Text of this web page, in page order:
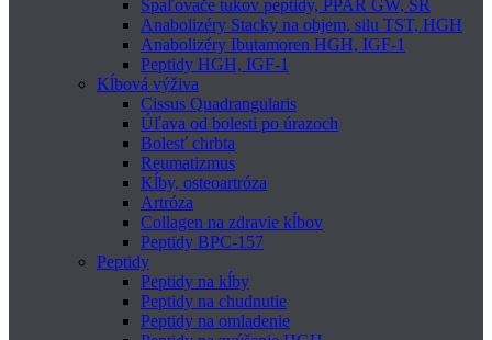
Spaľovače tukov peptidy, PPAR GW, SR
Anabolizéry Stacky na objem, silu TST, HGH
Anabolizéry Ibutamoren HGH, IGF-1
Peptidy HGH, IGF-1
Kĺbová výživa
Cissus Quadrangularis
Úľava od bolesti po úrazoch
Bolesť chrbta
Reumatizmus
Kĺby, osteoartróza
Artróza
Collagen na zdravie kĺbov
Peptidy BPC-157
Peptidy
Peptidy na kĺby
Peptidy na chudnutie
Peptidy na omladenie